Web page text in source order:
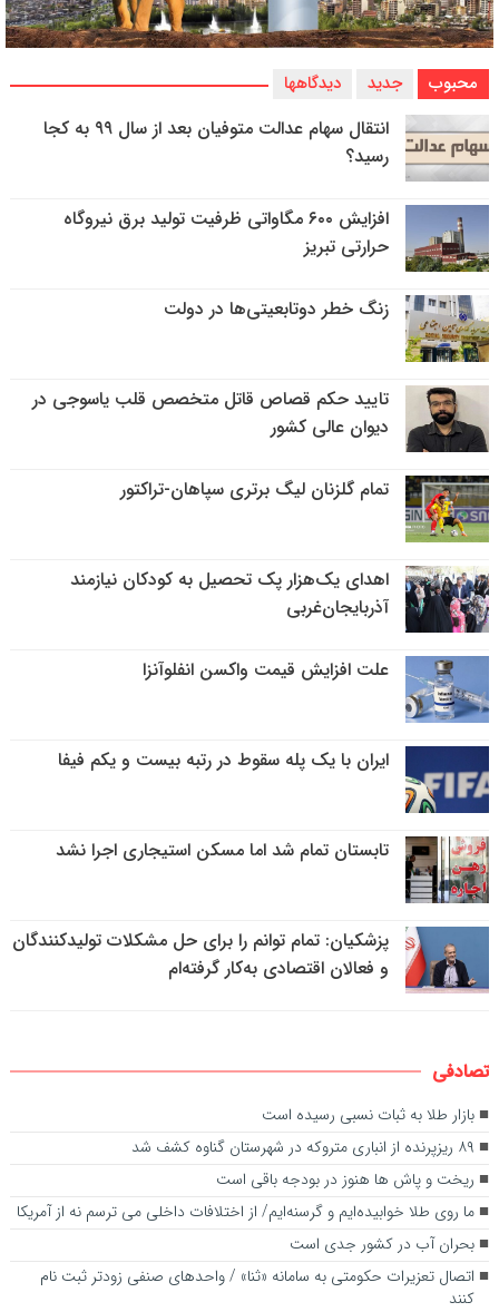
محبوب جدید دیدگاهها
انتقال سهام عدالت متوفیان بعد از سال ۹۹ به کجا
رسید؟
افزایش ۶۰۰ مگاواتی ظرفیت تولید برق نیروگاه
حرارتی تبریز
زنگ خطر دوتابعیتی‌ها در دولت
تایید حکم قصاص قاتل متخصص قلب یاسوجی در
دیوان عالی کشور
تمام گلزنان لیگ‌ برتری سپاهان-تراکتور
اهدای یک‌هزار پک تحصیل به کودکان نیازمند
آذربایجان‌غربی
علت افزایش قیمت واکسن انفلوآنزا
ایران با یک پله سقوط در رتبه بیست و یکم فیفا
تابستان تمام شد اما مسکن استیجاری اجرا نشد
پزشکیان: تمام توانم را برای حل مشکلات تولیدکنندگان
و فعالان اقتصادی به‌کار گرفته‌ام
تصادفی
بازار طلا به ثبات نسبی رسیده است
۸۹ ریزپرنده از انباری متروکه در شهرستان گناوه کشف شد
ریخت و پاش ها هنوز در بودجه باقی است
ما روی طلا خوابیده‌ایم و گرسنه‌ایم/ از اختلافات داخلی می ترسم نه از آمریکا
بحران آب در کشور جدی است
اتصال تعزیرات حکومتی به سامانه «ثنا» / واحدهای صنفی زودتر ثبت نام
کنند